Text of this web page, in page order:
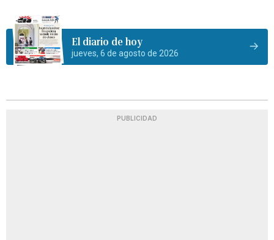
El diario de hoy
jueves, 6 de agosto de 2026
PUBLICIDAD